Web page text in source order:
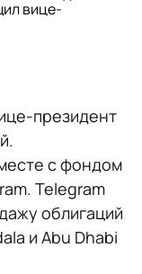
вице-
президент
с фондом
Telegram
облигаций
и Abu Dhabi